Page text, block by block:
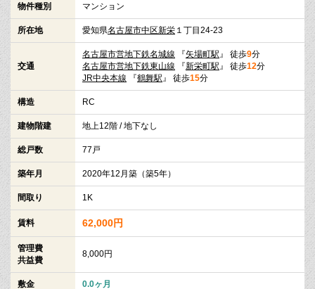
物件種別 マンション
所在地 愛知県名古屋市中区新栄 １丁目24-23
交通
名古屋市営地下鉄名城線 『矢場町駅 』 徒歩9分
名古屋市営地下鉄東山線 『新栄町駅 』 徒歩12分
JR中央本線 『鶴舞駅 』 徒歩15分
構造 RC
建物階建 地上12階 / 地下なし
総戸数 77戸
築年月 2020年12月築（築5年）
間取り 1K
賃料 62,000円
管理費
共益費
8,000円
敷金 0.0ヶ月